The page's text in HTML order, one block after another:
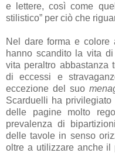
e lettere, così come
stilistico” per ciò che
Nel dare forma e colore
hanno scandito la vita
vita peraltro abbastanza
di eccessi e
eccezione del suo
Scarduelli ha privilegiato
delle pagine molto
prevalenza di
delle tavole in senso
oltre a utilizzare anche il